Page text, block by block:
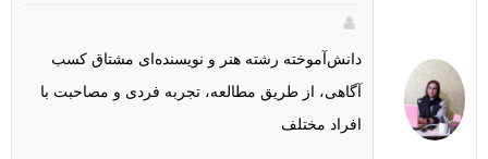
دانش‌آموخته رشته هنر و نویسنده‌ای مشتاق کسب
آگاهی، از طریق مطالعه، تجربه فردی و مصاحبت با
افراد مختلف